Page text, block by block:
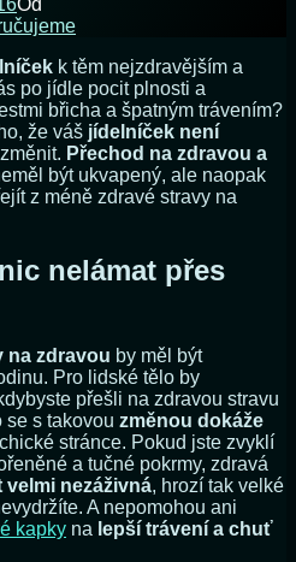
k těm nejzdravějším a
po jídle pocit plnosti a
břicha a špatným trávením?
že váš jídelníček není
Přechod na zdravou a
být ukvapený, ale naopak
z méně zdravé stravy na
nelámat přes
na zdravou by měl být
Pro lidské tělo by
přešli na zdravou stravu
se s takovou změnou dokáže
stránce. Pokud jste zvyklí
a tučné pokrmy, zdravá
velmi nezáživná, hrozí tak velké
A nepomohou ani
kapky na lepší trávení a chuť